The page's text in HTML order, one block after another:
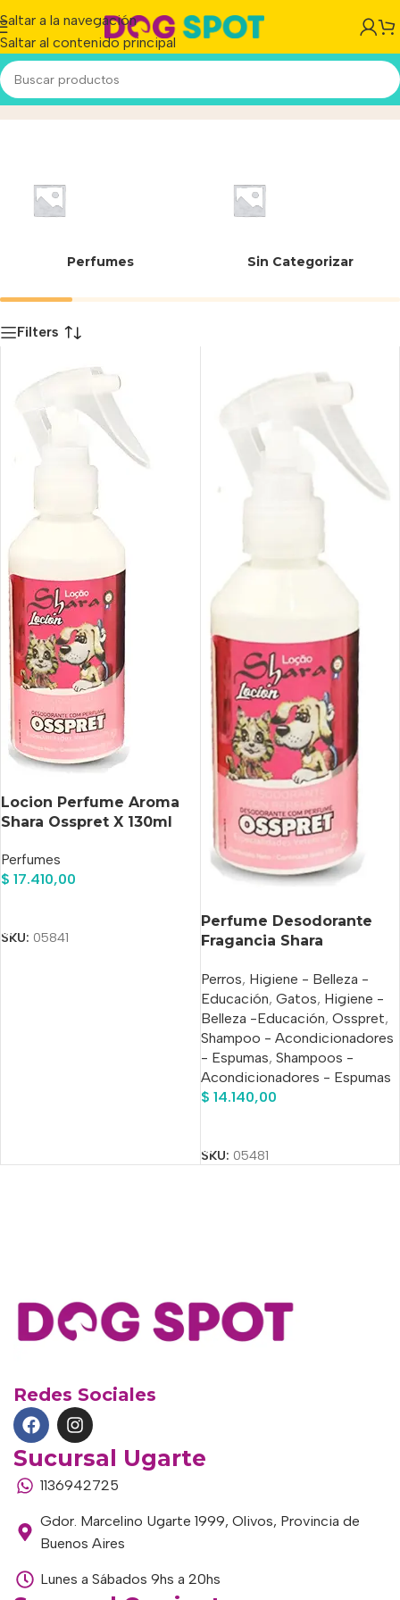
Saltar a la navegación
Saltar al contenido principal
FloralInicio/Producto
Perfumes Sin Categorizar
Filters
Locion Perfume Aroma
Shara Osspret X 130ml
Perfumes
$ 17.410,00
SKU: 05841
Perfume Desodorante
Fragancia Shara
Perros, Higiene - Belleza -
Educación, Gatos, Higiene -
Belleza -Educación, Osspret,
Shampoo - Acondicionadores
- Espumas, Shampoos -
Acondicionadores - Espumas
$ 14.140,00
SKU: 05481
Redes Sociales
Sucursal Ugarte
1136942725
Gdor. Marcelino Ugarte 1999, Olivos, Provincia de
Buenos Aires
Lunes a Sábados 9hs a 20hs